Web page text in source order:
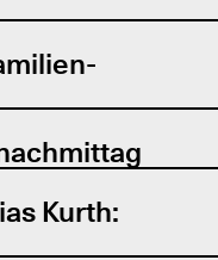
Kurth: